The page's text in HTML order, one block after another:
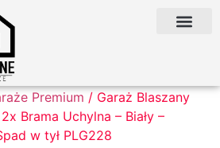
Premium / Garaż Blaszany
Brama Uchylna – Biały –
w tył PLG228